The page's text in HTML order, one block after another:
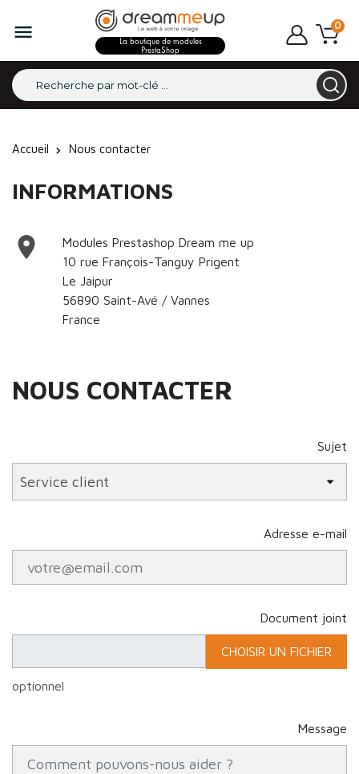
 0
La boutique de modules
PrestaShop
Accueil Nous contacter
INFORMATIONS

Modules Prestashop Dream me up
10 rue François-Tanguy Prigent
Le Jaipur
56890 Saint-Avé / Vannes
France
NOUS CONTACTER
Sujet
Adresse e-mail
Document joint
CHOISIR UN FICHIER
optionnel
Message